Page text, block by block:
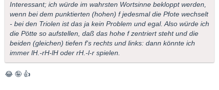
Interessant; ich würde im wahrsten Wortsinne bekloppt werden,
wenn bei dem punktierten (hohen) f jedesmal die Pfote wechselt
- bei den Triolen ist das ja kein Problem und egal. Also würde ich
die Pötte so aufstellen, daß das hohe f zentriert steht und die
beiden (gleichen) tiefen f's rechts und links: dann könnte ich
immer lH.-rH-lH oder rH.-l-r spielen.
😂 🤪 👍